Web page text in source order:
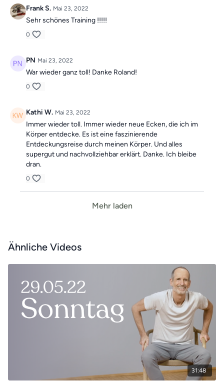
Frank S. Mai 23, 2022
Sehr schönes Training !!!!!
0
PN Mai 23, 2022
War wieder ganz toll! Danke Roland!
0
Kathi W. Mai 23, 2022
Immer wieder toll. Immer wieder neue Ecken, die ich im
Körper entdecke. Es ist eine faszinierende
Entdeckungsreise durch meinen Körper. Und alles
supergut und nachvollziehbar erklärt. Danke. Ich bleibe
dran.
0
Mehr laden
Ähnliche Videos
31:48